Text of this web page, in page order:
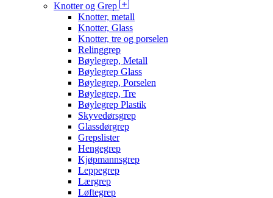
Knotter og Grep
Knotter, metall
Knotter, Glass
Knotter, tre og porselen
Relinggrep
Bøylegrep, Metall
Bøylegrep Glass
Bøylegrep, Porselen
Bøylegrep, Tre
Bøylegrep Plastik
Skyvedørsgrep
Glassdørgrep
Grepslister
Hengegrep
Kjøpmannsgrep
Leppegrep
Lærgrep
Løftegrep